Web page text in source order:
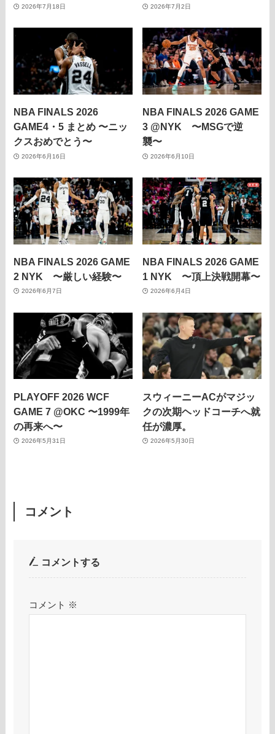
2026年7月18日 2026年7月2日
NBA FINALS 2026
GAME4・5 まとめ 〜ニッ
クスおめでとう〜
2026年6月16日
NBA FINALS 2026 GAME
3 @NYK 〜MSGで逆
襲〜
2026年6月10日
NBA FINALS 2026 GAME
2 NYK 〜厳しい経験〜
2026年6月7日
NBA FINALS 2026 GAME
1 NYK 〜頂上決戦開幕〜
2026年6月4日
PLAYOFF 2026 WCF
GAME 7 @OKC 〜1999年
の再来へ〜
2026年5月31日
スウィーニーACがマジッ
クの次期ヘッドコーチへ就
任が濃厚。
2026年5月30日
コメント
コメントする
コメント ※